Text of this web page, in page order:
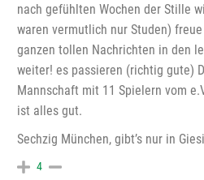
nach gefühlten Wochen der Stille
waren vermutlich nur Studen)
ganzen tollen Nachrichten in den
weiter! es passieren (richtig gute)
Mannschaft mit 11 Spielern vom
ist alles gut.
Sechzig München, gibt’s nur in
4